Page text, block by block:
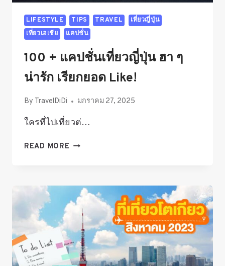
LIFESTYLE TIPS TRAVEL
เที่ยวญี่ปุ่น
เที่ยวเอเชีย
แคปชั่น
100 + แคปชั่นเที่ยวญี่ปุ่น ฮา ๆ
น่ารัก เรียกยอด Like!
By TravelDiDi มกราคม 27, 2025
ใครที่ไปเที่ยวต่…
READ MORE 100
ญี่ปุ่น
ฮา
น่า
รัก
เรียก
ยอด